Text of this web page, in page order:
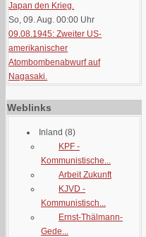
Japan den Krieg.
So, 09. Aug. 00:00 Uhr
09.08.1945: Zweiter US-
amerikanischer
Atombombenabwurf auf
Nagasaki.
Weblinks
Inland (8)
KPF -
Kommunistische...
Arbeit Zukunft
KJVD -
Kommunistisch...
Ernst-Thälmann-
Gede...